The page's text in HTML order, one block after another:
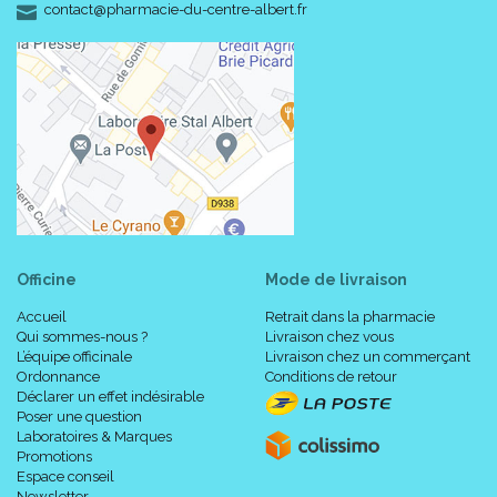
1 Une cuillérée de sel...
sans effets nocifs
contact-
@-
pharmacie-du-centre-albert.fr
Officine
Accueil
Qui sommes-nous ?
L’équipe officinale
Ordonnance
Déclarer un effet indésirable
Poser une question
Laboratoires & Marques
Promotions
Espace conseil
Mode de livraison
Retrait dans la pharmacie
Livraison chez vous
Livraison chez un commerçant
Conditions de retour